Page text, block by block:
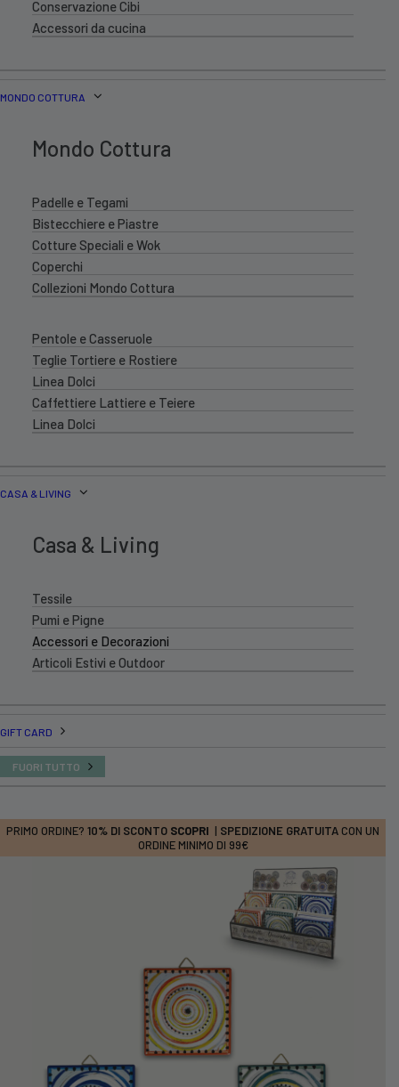
Conservazione Cibi
Accessori da cucina
MONDO COTTURA
Mondo Cottura
Padelle e Tegami
Bistecchiere e Piastre
Cotture Speciali e Wok
Coperchi
Collezioni Mondo Cottura
Pentole e Casseruole
Teglie Tortiere e Rostiere
Linea Dolci
Caffettiere Lattiere e Teiere
Linea Dolci
CASA & LIVING
Casa & Living
Tessile
Pumi e Pigne
Accessori e Decorazioni
Articoli Estivi e Outdoor
GIFT CARD
FUORI TUTTO
PRIMO ORDINE? 10% DI SCONTO SCOPRI | SPEDIZIONE GRATUITA CON UN
ORDINE MINIMO DI 99€